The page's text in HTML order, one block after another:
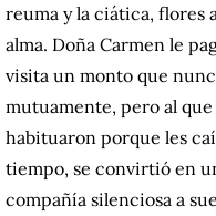
reuma y la ciática, flores
alma. Doña Carmen le
visita un monto que
mutuamente, pero al que
habituaron porque les
tiempo, se convirtió en
compañía silenciosa a